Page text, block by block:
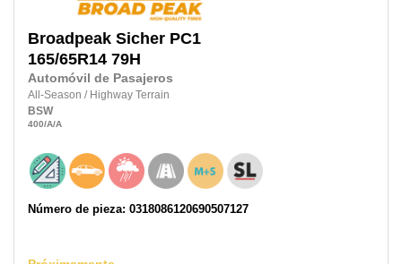
Broadpeak Sicher PC1
165/65R14 79H
Automóvil de Pasajeros
All-Season / Highway Terrain
BSW
400/A/A
Número de pieza: 0318086120690507127